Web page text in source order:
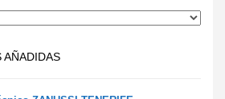
AÑADIDAS